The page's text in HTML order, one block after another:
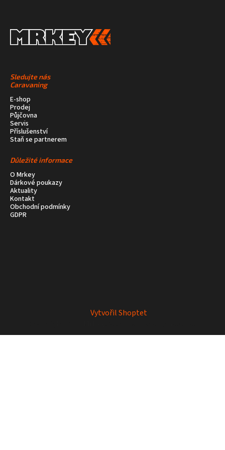
Sledujte nás
Caravaning
E-shop
Prodej
Půjčovna
Servis
Příslušenství
Staň se partnerem
Důležité informace
O Mrkey
Dárkové poukazy
Aktuality
Kontakt
Obchodní podmínky
GDPR
Vytvořil Shoptet